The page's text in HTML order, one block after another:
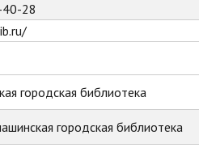
28
городская библиотека
городская библиотека